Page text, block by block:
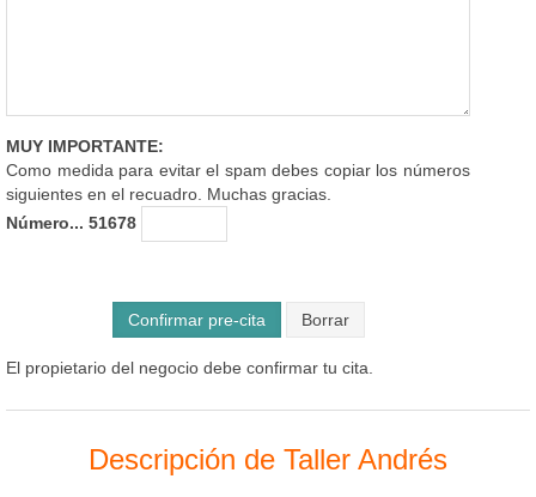
MUY IMPORTANTE:
Como medida para evitar el spam debes copiar los números
siguientes en el recuadro. Muchas gracias.
Número... 51678
Confirmar pre-cita
El propietario del negocio debe confirmar tu cita.
Descripción de Taller Andrés